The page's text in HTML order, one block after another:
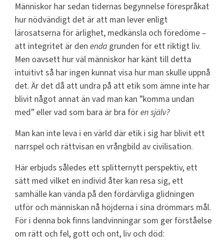
Människor har sedan tidernas begynnelse förespråkat
hur nödvändigt det är att man lever enligt
lärosatserna för ärlighet, medkänsla och föredöme –
att integritet är den enda grunden för ett riktigt liv.
Men oavsett hur väl människor har känt till detta
intuitivt så har ingen kunnat visa hur man skulle uppnå
det. Är det då att undra på att etik som ämne inte har
blivit något annat än vad man kan ”komma undan
med” eller vad som bara är bra fören själv?
Man kan inte leva i en värld där etik i sig har blivit ett
narrspel och rättvisan en vrångbild av civilisation.
Här erbjuds således ett splitternytt perspektiv, ett
sätt med vilket en individ åter kan resa sig, ett
samhälle kan vända på den fördärvliga glidningen
utför och människan nå höjderna i sina drömmars mål.
För i denna bok finns landvinningar som ger förståelse
om rätt och fel, gott och ont, liv och död: